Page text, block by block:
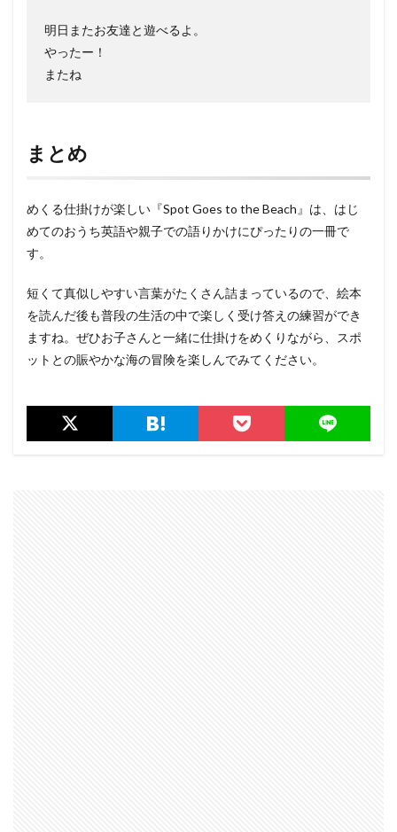
明日またお友達と遊べるよ。
やったー！
またね
まとめ
めくる仕掛けが楽しい『Spot Goes to the Beach』は、はじ
めてのおうち英語や親子での語りかけにぴったりの一冊で
す。
短くて真似しやすい言葉がたくさん詰まっているので、絵本
を読んだ後も普段の生活の中で楽しく受け答えの練習ができ
ますね。ぜひお子さんと一緒に仕掛けをめくりながら、スポ
ットとの賑やかな海の冒険を楽しんでみてください。